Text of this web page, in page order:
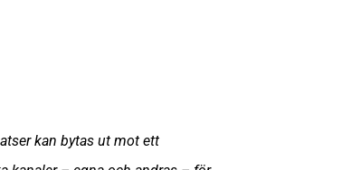
kan bytas ut mot ett